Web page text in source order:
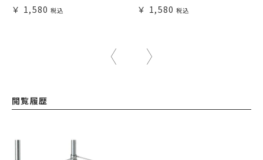
1,580 1,580
閲覧履歴